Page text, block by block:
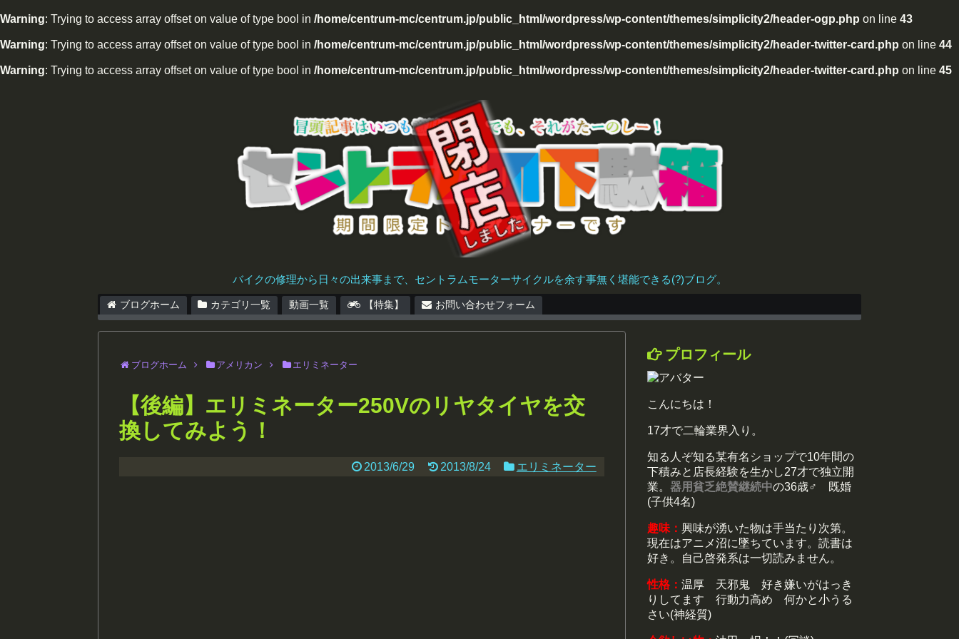
Warning: Trying to access array offset on value of type bool in /home/centrum-mc/centrum.jp/public_html/wordpress/wp-content/themes/simplicity2/header-ogp.php on line 43
Warning: Trying to access array offset on value of type bool in /home/centrum-mc/centrum.jp/public_html/wordpress/wp-content/themes/simplicity2/header-twitter-card.php on line 44
Warning: Trying to access array offset on value of type bool in /home/centrum-mc/centrum.jp/public_html/wordpress/wp-content/themes/simplicity2/header-twitter-card.php on line 45
バイクの修理から日々の出来事まで、セントラムモーターサイクルを余す事無く堪能できる(?)ブログ。
ブログホーム カテゴリ一覧 動画一覧 【特集】 お問い合わせフォーム
ブログホーム アメリカン エリミネーター
【後編】エリミネーター250Vのリヤタイヤを交
換してみよう！
2013/6/29 2013/8/24 エリミネーター
プロフィール
こんにちは！
17才で二輪業界入り。
知る人ぞ知る某有名ショップで10年間の
下積みと店長経験を生かし27才で独立開
業。 器用貧乏絶賛継続中の36歳♂ 既婚
(子供4名)
趣味： 興味が湧いた物は手当たり次第。
現在はアニメ沼に墜ちています。読書は
好き。自己啓発系は一切読みません。
性格： 温厚 天邪鬼 好き嫌いがはっき
りしてます 行動力高め 何かと小うる
さい(神経質)